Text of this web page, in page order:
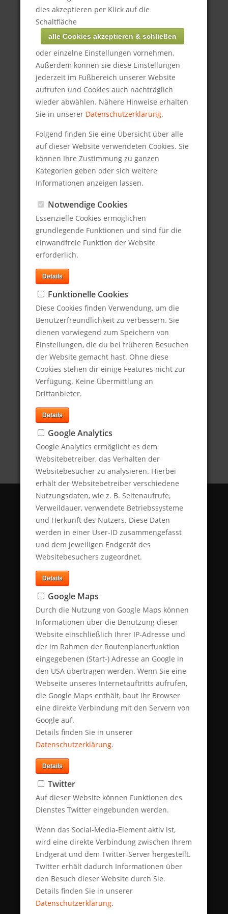
Google in den USA übertragen
Wenn Sie sich die Karte anzeigen
lassen möchten, erklären Sie sich
damit einverstanden.
Google-Map laden & anzeigen
Lassen Sie uns in Kontakt bleiben
Name:
E-Mail:*
Nachricht:*
Kontaktdaten
Eye Communications
Langemarckstr. 112
79100 Freiburg, Deutschland
Tel.: +49 (761) 1376221
Email:m.struwe@eyecommunications.de
Web:www.eyecommunications.de
Über uns
Eye Communications ist eine führende PR-
Agentur mit Sitz in Freiburg.
Wir bieten eine umfassende Beratung im
Bereich der Presse- und
Öffentlichkeitsarbeit und der
Kommunikationsstrategie für internationale
Wirtschaftskanzleien, Unternehmen und
Verbände.
Als MIROVIA-Gründungsmitglied betreuen
wir unsere Kunden international und bieten
integrierte globale Kommunikation.
Neues aus dem Blog
Kompetenzzentrum für Zell- und
Gentherapie-Komponenten in
26.5.2026
23.5.2023
Startschuss für MIROVIA
Aktuell auf Twitter
Letzte Tweets von ‎
Inhalte von Twitter anzeigen
dies akzeptieren per Klick auf die
Schaltfläche
alle Cookies akzeptieren & schließen
oder einzelne Einstellungen vornehmen.
Außerdem können sie diese Einstellungen
jederzeit im Fußbereich unserer Website
aufrufen und Cookies auch nachträglich
wieder abwählen. Nähere Hinweise erhalten
Sie in unserer Datenschutzerklärung.
Folgend finden Sie eine Übersicht über alle
auf dieser Website verwendeten Cookies. Sie
können Ihre Zustimmung zu ganzen
Kategorien geben oder sich weitere
Informationen anzeigen lassen.
Notwendige Cookies
Essenzielle Cookies ermöglichen
grundlegende Funktionen und sind für die
einwandfreie Funktion der Website
erforderlich.
Details
Funktionelle Cookies
Diese Cookies finden Verwendung, um die
Benutzerfreundlichkeit zu verbessern. Sie
dienen vorwiegend zum Speichern von
Einstellungen, die du bei früheren Besuchen
der Website gemacht hast. Ohne diese
Cookies stehen dir einige Features nicht zur
Verfügung. Keine Übermittlung an
Drittanbieter.
Details
Google Analytics
Google Analytics ermöglicht es dem
Websitebetreiber, das Verhalten der
Websitebesucher zu analysieren. Hierbei
erhält der Websitebetreiber verschiedene
Nutzungsdaten, wie z. B. Seitenaufrufe,
Verweildauer, verwendete Betriebssysteme
und Herkunft des Nutzers. Diese Daten
werden in einer User-ID zusammengefasst
und dem jeweiligen Endgerät des
Websitebesuchers zugeordnet.
Details
Google Maps
Durch die Nutzung von Google Maps können
Informationen über die Benutzung dieser
Website einschließlich Ihrer IP-Adresse und
der im Rahmen der Routenplanerfunktion
eingegebenen (Start-) Adresse an Google in
den USA übertragen werden. Wenn Sie eine
Webseite unseres Internetauftritts aufrufen,
die Google Maps enthält, baut Ihr Browser
eine direkte Verbindung mit den Servern von
Google auf.
Details finden Sie in unserer
Datenschutzerklärung.
Details
Twitter
Auf dieser Website können Funktionen des
Dienstes Twitter eingebunden werden.
Wenn das Social-Media-Element aktiv ist,
wird eine direkte Verbindung zwischen Ihrem
Endgerät und dem Twitter-Server hergestellt.
Twitter erhält dadurch Informationen über
den Besuch dieser Website durch Sie.
Details finden Sie in unserer
Datenschutzerklärung.